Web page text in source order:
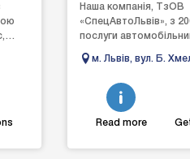
Наша компанія, ТзОВ
«СпецАвтоЛьвів», з
послуги
усій території
м. Львів, вул. Б.
Read more